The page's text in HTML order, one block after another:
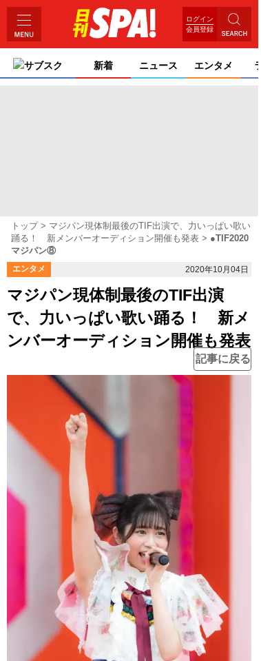
ログイン
会員登録
サブスク 新着 ニュース エンタメ
トップ
マジパン現体制最後のTIF出演で、力いっぱい歌い
踊る！ 新メンバーオーディション開催も発表
●TIF2020
マジパン⑧
エンタメ 2020年10月04日
マジパン現体制最後のTIF出演
で、力いっぱい歌い踊る！ 新メ
ンバーオーディション開催も発表
記事に戻る